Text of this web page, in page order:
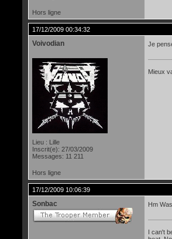
Hors ligne
17/12/2009 00:34:32
Voivodian
Lieu : Lille
Inscrit(e): 27/03/2009
Messages: 11 211
Je
Mieux
Hors ligne
17/12/2009 10:06:39
Sonbac Hm
I can't